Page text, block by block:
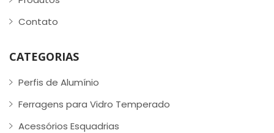
Contato
CATEGORIAS
Perfis de Alumínio
Ferragens para Vidro Temperado
Acessórios Esquadrias